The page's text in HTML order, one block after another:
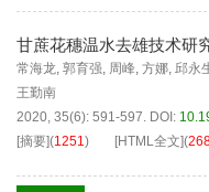
甘蔗花穗温水去雄技术研
常海龙, 郭育强, 周峰, 方娜, 邱永
王勤南
2020, 35(6): 591-597. DOI:
[摘要](1251) [HTML全文](